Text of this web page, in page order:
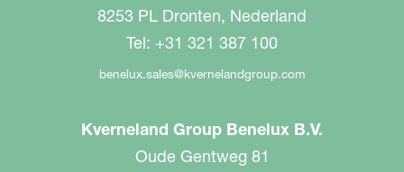
8253 PL Dronten, Nederland
Tel: +31 321 387 100
benelux.sales@kvernelandgroup.com
Kverneland Group Benelux B.V.
Oude Gentweg 81